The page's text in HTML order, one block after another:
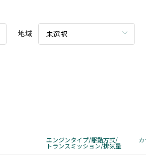
地域 未選択
エンジンタイプ/駆動方式/
トランスミッション/排気量